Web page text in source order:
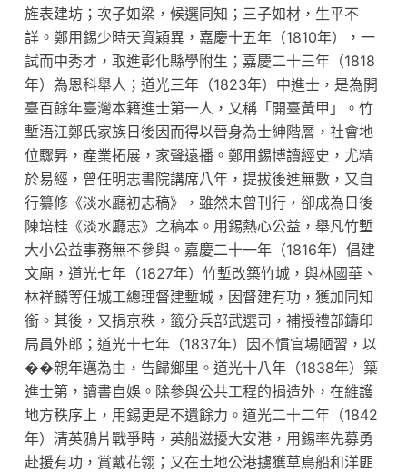
旌表建坊；次子如梁，候選同知；三子如材，生平不
詳。鄭用錫少時天資穎異，嘉慶十五年（1810年），一
試而中秀才，取進彰化縣學附生；嘉慶二十三年（1818
年）為恩科舉人；道光三年（1823年）中進士，是為開
臺百餘年臺灣本籍進士第一人，又稱「開臺黃甲」。竹
塹浯江鄭氏家族日後因而得以晉身為士紳階層，社會地
位驟昇，產業拓展，家聲遠播。鄭用錫博讀經史，尤精
於易經，曾任明志書院講席八年，提拔後進無數，又自
行纂修《淡水廳初志稿》，雖然未曾刊行，卻成為日後
陳培桂《淡水廳志》之稿本。用錫熱心公益，舉凡竹塹
大小公益事務無不參與。嘉慶二十一年（1816年）倡建
文廟，道光七年（1827年）竹塹改築竹城，與林國華、
林祥麟等任城工總理督建塹城，因督建有功，獲加同知
銜。其後，又捐京秩，籤分兵部武選司，補授禮部鑄印
局員外郎；道光十七年（1837年）因不慣官場陋習，以
��親年邁為由，告歸鄉里。道光十八年（1838年）築
進士第，讀書自娛。除參與公共工程的捐造外，在維護
地方秩序上，用錫更是不遺餘力。道光二十二年（1842
年）清英鴉片戰爭時，英船滋擾大安港，用錫率先募勇
赴援有功，賞戴花翎；又在土地公港擄獲草鳥船和洋匪